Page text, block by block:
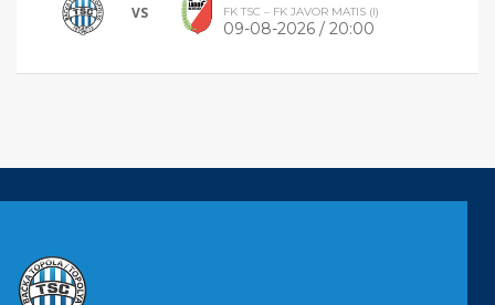
VS FK TSC – FK JAVOR MATIS (I)
09-08-2026 / 20:00